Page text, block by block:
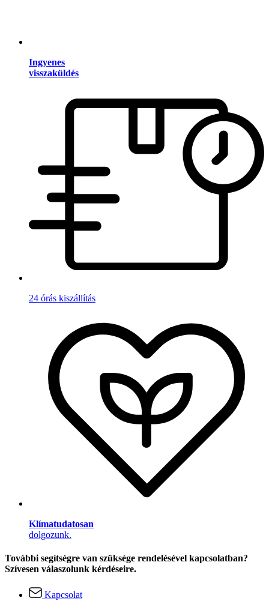
Ingyenes
visszaküldés
24 órás kiszállítás
Klímatudatosan
dolgozunk.
További segítségre van szüksége rendelésével kapcsolatban?
Szívesen válaszolunk kérdéseire.
Kapcsolat